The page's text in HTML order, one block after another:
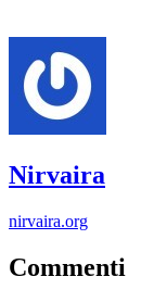
Nirvaira
nirvaira.org
Commenti